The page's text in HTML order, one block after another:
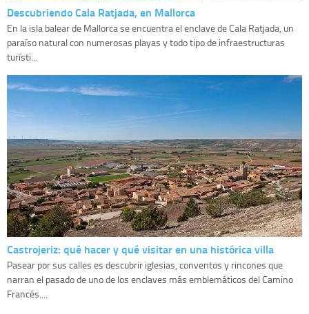
Descubriendo Cala Ratjada, en Mallorca
En la isla balear de Mallorca se encuentra el enclave de Cala Ratjada, un
paraíso natural con numerosas playas y todo tipo de infraestructuras
turísti...
Castrojeriz: qué hacer y qué visitar en una histórica villa
Pasear por sus calles es descubrir iglesias, conventos y rincones que
narran el pasado de uno de los enclaves más emblemáticos del Camino
Francés....